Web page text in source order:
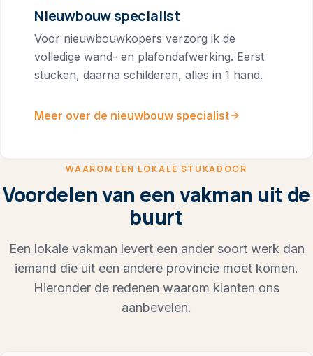
Nieuwbouw specialist
Voor nieuwbouwkopers verzorg ik de
volledige wand- en plafondafwerking. Eerst
stucken, daarna schilderen, alles in 1 hand.
Meer over de nieuwbouw specialist
WAAROM EEN LOKALE STUKADOOR
Voordelen van een vakman uit de
buurt
Een lokale vakman levert een ander soort werk dan
iemand die uit een andere provincie moet komen.
Hieronder de redenen waarom klanten ons
aanbevelen.